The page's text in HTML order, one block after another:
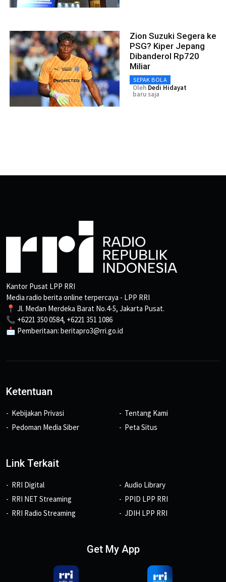
Zion Suzuki Segera ke
PSG? Kiper Jepang
Dibanderol Rp720
Miliar
SEPAK BOLA
Oleh Dedi Hidayat
baru saja
Kantor Pusat LPP RRI
Media radio berita online terpercaya - LPP RRI
📍 Jl. Medan Merdeka Barat No.4-5, Jakarta Pusat.
📞 +6221 350 0584, +6221 351 1086
📩 Pemberitaan: beritapro3@rri.go.id
Ketentuan
Kebijakan Privasi
Pedoman Media Siber
Tentang Kami
Peta Situs
Link Terkait
RRI Digital
RRI NET Streaming
RRI Radio Streaming
Audio Library
PPID LPP RRI
JDIH LPP RRI
Get My App